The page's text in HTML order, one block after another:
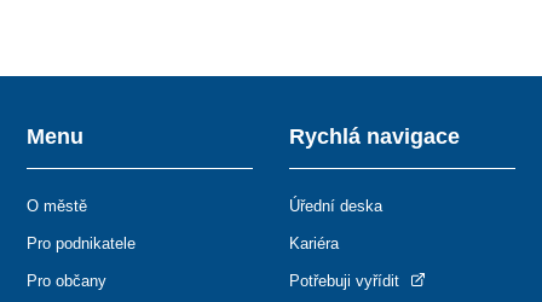
Menu
O městě
Pro podnikatele
Pro občany
Rychlá navigace
Úřední deska
Kariéra
Potřebuji vyřídit